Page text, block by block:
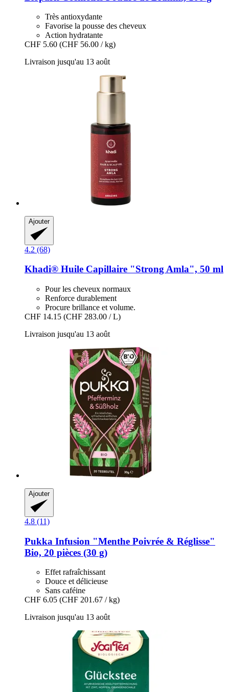
Très antioxydante
Favorise la pousse des cheveux
Action hydratante
CHF 5.60 (CHF 56.00 / kg)
Livraison jusqu'au 13 août
Ajouter
4.2 (68)
Khadi® Huile Capillaire "Strong Amla", 50 ml
Pour les cheveux normaux
Renforce durablement
Procure brillance et volume.
CHF 14.15 (CHF 283.00 / L)
Livraison jusqu'au 13 août
Ajouter
4.8 (11)
Pukka Infusion "Menthe Poivrée & Réglisse"
Bio, 20 pièces (30 g)
Effet rafraîchissant
Douce et délicieuse
Sans caféine
CHF 6.05 (CHF 201.67 / kg)
Livraison jusqu'au 13 août